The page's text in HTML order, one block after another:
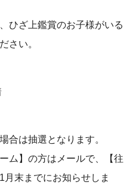
ひざ上鑑賞のお子様がいる
さい。
合は抽選となります。
ム】の方はメールで、【往
末までにお知らせしま